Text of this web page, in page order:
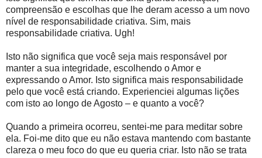
compreensão e escolhas que lhe deram acesso a um novo
nível de responsabilidade criativa. Sim, mais
responsabilidade criativa. Ugh!
Isto não significa que você seja mais responsável por
manter a sua integridade, escolhendo o Amor e
expressando o Amor. Isto significa mais responsabilidade
pelo que você está criando. Experienciei algumas lições
com isto ao longo de Agosto – e quanto a você?
Quando a primeira ocorreu, sentei-me para meditar sobre
ela. Foi-me dito que eu não estava mantendo com bastante
clareza o meu foco do que eu queria criar. Isto não se trata